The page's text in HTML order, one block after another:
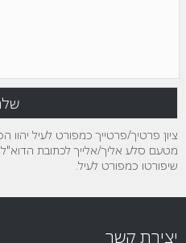
ציון פרטיך/פרטייך כמפורט לעיל יהוו
מטעם סלע אליך/אלייך לכתובת
שיפורטו כמפורט לעיל.
יצירת קשר